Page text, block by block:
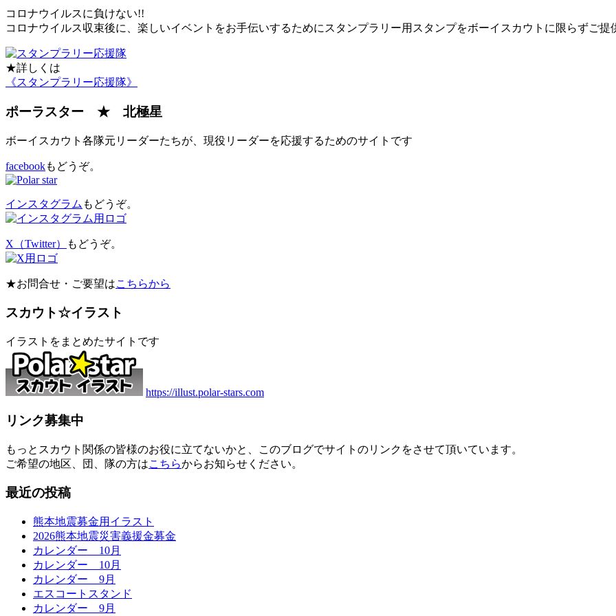
コロナウイルスに負けない!!
コロナウイルス収束後に、楽しいイベントをお手伝いするためにスタンプラリー用スタンプをボーイスカウトに限らずご提
★詳しくは
《スタンプラリー応援隊》
ポーラスター ★ 北極星
ボーイスカウト各隊元リーダーたちが、現役リーダーを応援するためのサイトです
facebookもどうぞ。
インスタグラム もどうぞ。
X（Twitter） もどうぞ。
★お問合せ・ご要望はこちらから
スカウト☆イラスト
イラストをまとめたサイトです
https://illust.polar-stars.com
リンク募集中
もっとスカウト関係の皆様のお役に立てないかと、このブログでサイトのリンクをさせて頂いています。
ご希望の地区、団、隊の方はこちらからお知らせください。
最近の投稿
熊本地震募金用イラスト
2026熊本地震災害義援金募金
カレンダー 10月
カレンダー 10月
カレンダー 9月
エスコートスタンド
カレンダー 9月